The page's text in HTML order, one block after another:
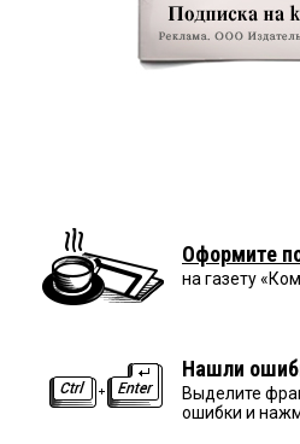
Оформите
на газету
Нашли
Выделите
ошибки и